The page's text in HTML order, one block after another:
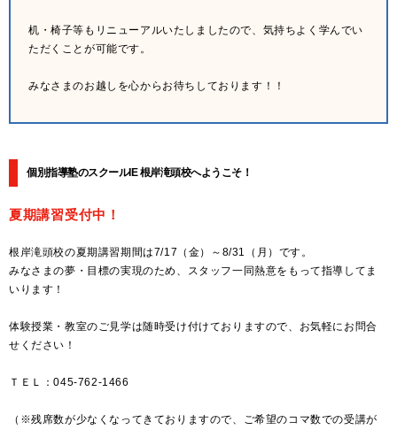
机・椅子等もリニューアルいたしましたので、気持ちよく学んでい
ただくことが可能です。
みなさまのお越しを心からお待ちしております！！
個別指導塾のスクールIE 根岸滝頭校へようこそ！
夏期講習受付中！
根岸滝頭校の夏期講習期間は7/17（金）～8/31（月）です。
みなさまの夢・目標の実現のため、スタッフ一同熱意をもって指導してま
いります！
体験授業・教室のご見学は随時受け付けておりますので、お気軽にお問合
せください！
ＴＥＬ：045-762-1466
（※残席数が少なくなってきておりますので、ご希望のコマ数での受講が